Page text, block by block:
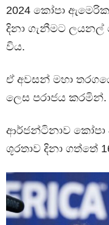
2024 කෝපා
දිනා ගැනීමට ලයනල්
විය.
ඒ අවසන් මහා
ලෙස පරාජය කරමින්.
ආර්ජන්ටිනාව කෝපා
ශූරතාව දිනා ගත්තේ